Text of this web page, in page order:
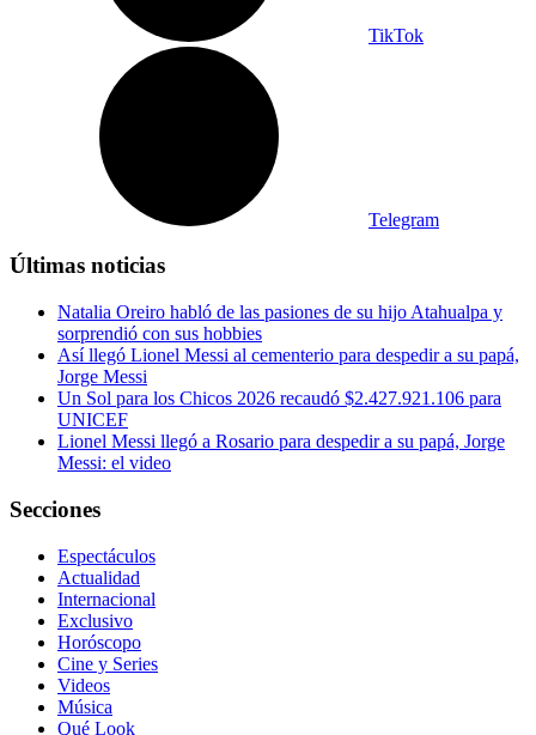
TikTok
Telegram
Últimas noticias
Natalia Oreiro habló de las pasiones de su hijo Atahualpa y
sorprendió con sus hobbies
Así llegó Lionel Messi al cementerio para despedir a su papá,
Jorge Messi
Un Sol para los Chicos 2026 recaudó $2.427.921.106 para
UNICEF
Lionel Messi llegó a Rosario para despedir a su papá, Jorge
Messi: el video
Secciones
Espectáculos
Actualidad
Internacional
Exclusivo
Horóscopo
Cine y Series
Videos
Música
Qué Look